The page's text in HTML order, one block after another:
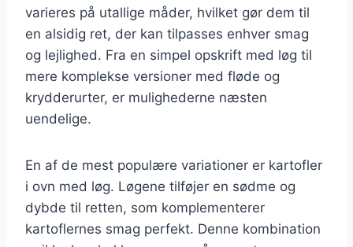
varieres på utallige måder, hvilket gør dem til
en alsidig ret, der kan tilpasses enhver smag
og lejlighed. Fra en simpel opskrift med løg til
mere komplekse versioner med fløde og
krydderurter, er mulighederne næsten
uendelige.
En af de mest populære variationer er kartofler
i ovn med løg. Løgene tilføjer en sødme og
dybde til retten, som komplementerer
kartoflernes smag perfekt. Denne kombination